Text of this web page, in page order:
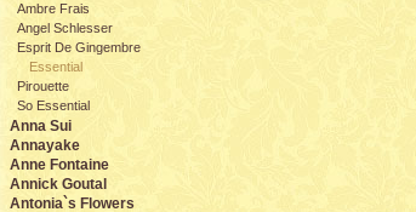
Ambre Frais
Angel Schlesser
Esprit De Gingembre
Essential
Pirouette
So Essential
Anna Sui
Annayake
Anne Fontaine
Annick Goutal
Antonia`s Flowers